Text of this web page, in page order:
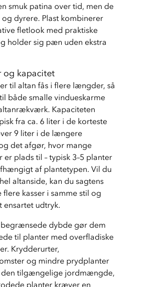
smuk patina over tid, men de
dyrere. Plast kombinerer
fletlook med praktiske
holder sig pæn uden ekstra
og kapacitet
til altan fås i flere længder, så
både smalle vindueskarme
Kapaciteten
fra ca. 6 liter i de korteste
9 liter i de længere
det afgør, hvor mange
er plads til – typisk 3–5 planter
af plantetypen. Vil du
altanside, kan du sagtens
flere kasser i samme stil og
ensartet udtryk.
begrænsede dybde gør dem
til planter med overfladiske
Krydderurter,
og mindre prydplanter
den tilgængelige jordmængde,
planter kræver en